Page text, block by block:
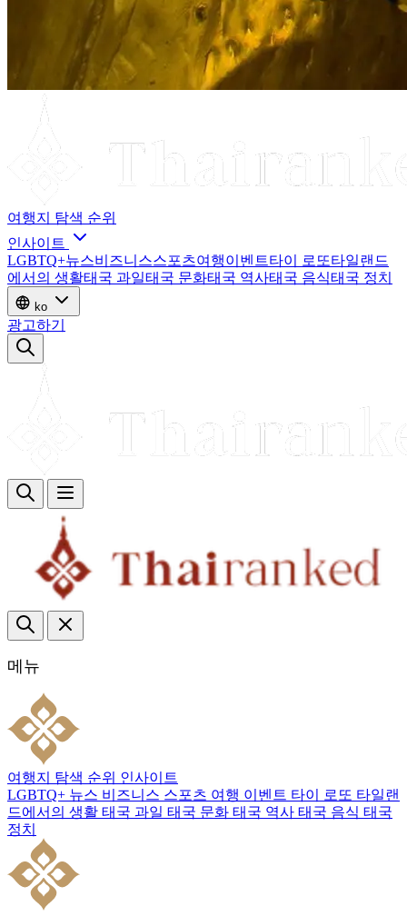
여행지 탐색 순위
인사이트
LGBTQ+뉴스비즈니스스포츠여행이벤트타이 로또타일랜드
에서의 생활태국 과일태국 문화태국 역사태국 음식태국 정치
ko
광고하기
메뉴
여행지 탐색 순위 인사이트
LGBTQ+ 뉴스 비즈니스 스포츠 여행 이벤트 타이 로또 타일랜
드에서의 생활 태국 과일 태국 문화 태국 역사 태국 음식 태국
정치